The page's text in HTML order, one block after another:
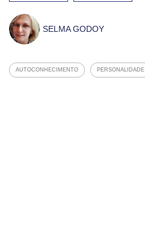
SELMA GODOY
AUTOCONHECIMENTO PERSONALIDADE